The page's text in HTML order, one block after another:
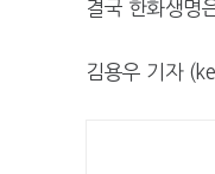
결국 한화생명
김용우 기자